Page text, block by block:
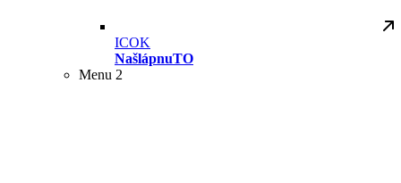
ICOK
NašlápnuTO
Menu 2